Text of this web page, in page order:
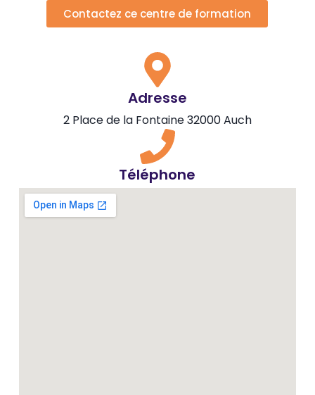
Contactez ce centre de formation
Adresse
2 Place de la Fontaine 32000 Auch
Téléphone